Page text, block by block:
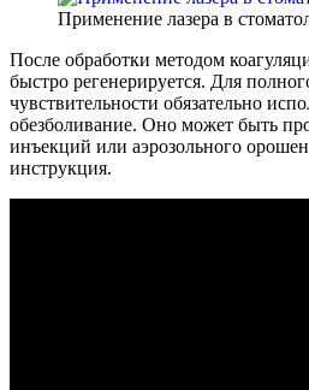
Применение лазера в
После обработки методом
быстро регенерируется. Для
чувствительности обязательно
обезболивание. Оно может быть
инъекций или аэрозольного
инструкция.